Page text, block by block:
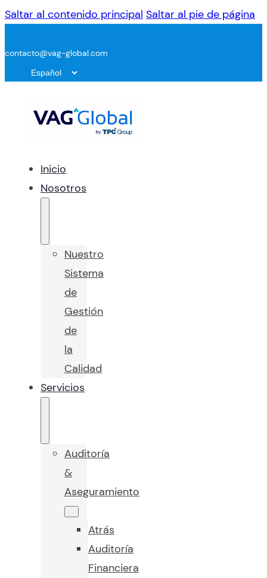
Saltar al contenido principal Saltar al pie de página
contacto@vag-global.com
Inicio
Nosotros
Nuestro
Sistema
de
Gestión
de
la
Calidad
Servicios
Auditoría
&
Aseguramiento
Atrás
Auditoría
Financiera